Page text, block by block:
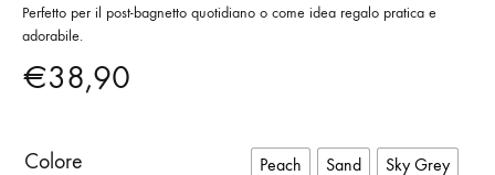
Perfetto per il post-bagnetto quotidiano o come idea regalo pratica e
adorabile.
€38,90
Colore Peach Sand Sky Grey